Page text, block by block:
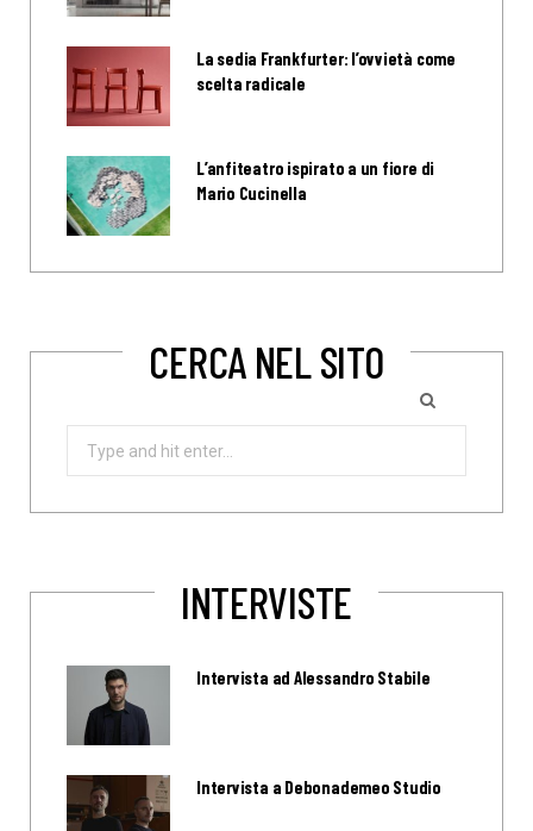
La sedia Frankfurter: l’ovvietà come
scelta radicale
L’anfiteatro ispirato a un fiore di
Mario Cucinella
CERCA NEL SITO
INTERVISTE
Intervista ad Alessandro Stabile
Intervista a Debonademeo Studio